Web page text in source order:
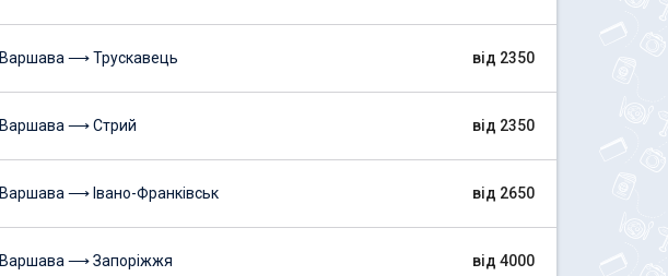
Варшава ⟶ Трускавець від 2350
Варшава ⟶ Стрий від 2350
Варшава ⟶ Івано-Франківськ від 2650
Варшава ⟶ Запоріжжя від 4000